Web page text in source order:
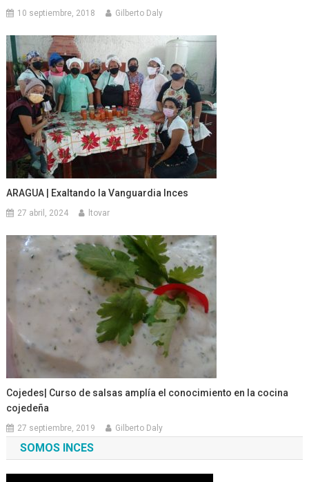
10 septiembre, 2018 Gilberto Daly
ARAGUA | Exaltando la Vanguardia Inces
27 abril, 2024 ltovar
Cojedes| Curso de salsas amplía el conocimiento en la cocina
cojedeña
27 septiembre, 2019 Gilberto Daly
SOMOS INCES